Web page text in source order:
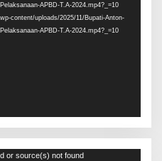
APBD-T.A-2024.mp4?_=10
content/uploads/2025/11/Bupati-Anton-
APBD-T.A-2024.mp4?_=10
or source(s) not found